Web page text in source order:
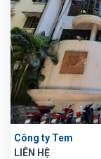
Công ty Tem
LIÊN HỆ